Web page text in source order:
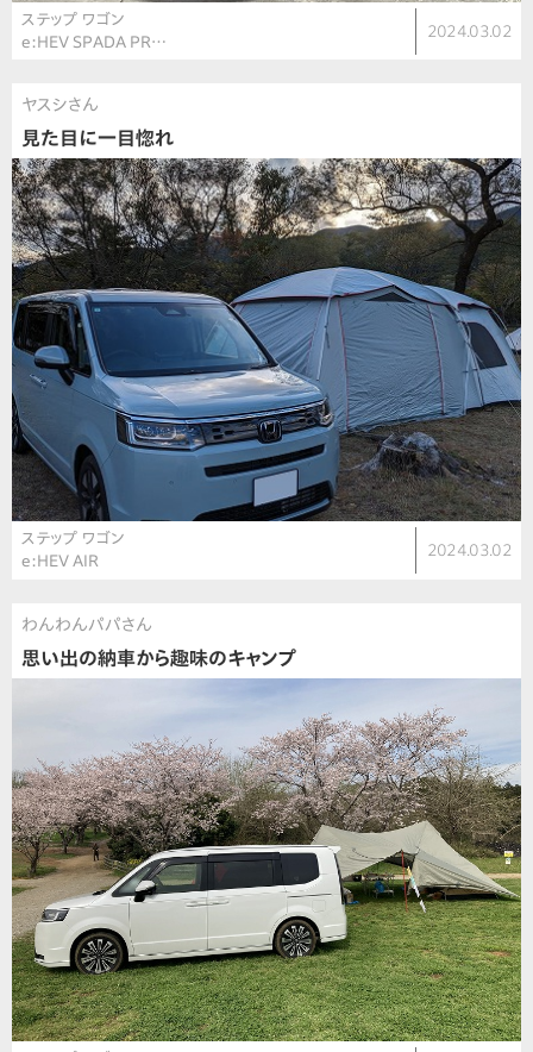
ステップ ワゴン
e:HEV SPADA PR…
2024.03.02
ヤスシさん
見た目に一目惚れ
ステップ ワゴン
e:HEV AIR
2024.03.02
わんわんパパさん
思い出の納車から趣味のキャンプ